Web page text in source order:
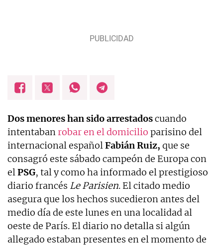
Dos menores han sido arrestadoscuando
intentabanrobar en el domicilio parisino del
internacional españolFabián Ruiz, que se
consagró este sábado campeón de Europa con
elPSG, tal y como ha informado el prestigioso
diario francés Le Parisien. El citado medio
asegura que los hechos sucedieron antes del
medio día de este lunes en una localidad al
oeste de París. El diario no detalla si algún
allegado estaban presentes en el momento de